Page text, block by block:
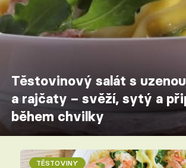
Těstovinový salát s
a rajčaty – svěží, sytý a
během chvilky
TĚSTOVINY